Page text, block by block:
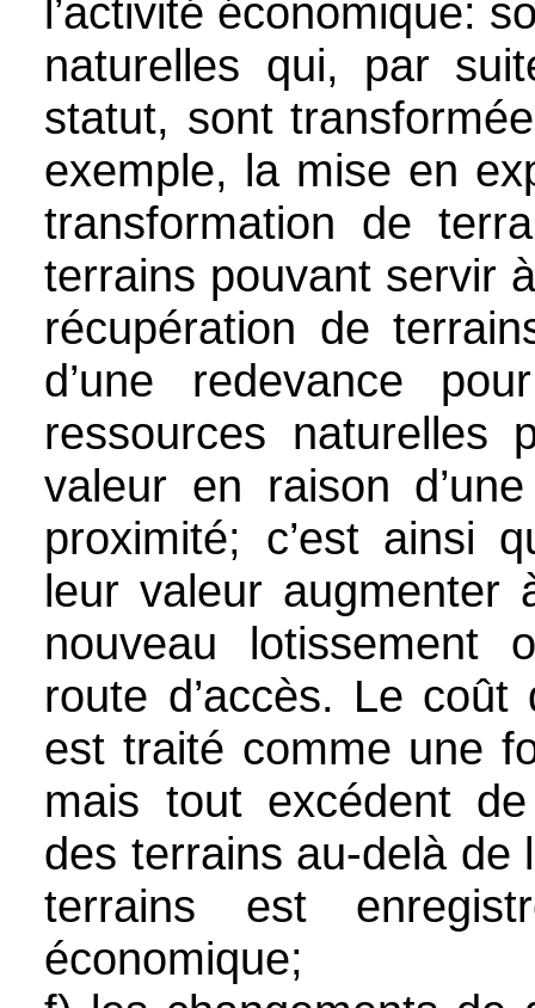
l’activité économique:
naturelles qui, par
statut, sont
exemple, la mise en
transformation de
terrains pouvant servir
récupération de
d’une redevance
ressources naturelles
valeur en raison
proximité; c’est ainsi
leur valeur augmenter
nouveau lotissement
route d’accès. Le
est traité comme une
mais tout excédent
des terrains au-delà de
terrains est
économique;